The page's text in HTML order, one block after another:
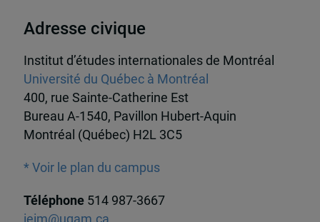
Adresse civique
Institut d’études internationales de Montréal
Université du Québec à Montréal
400, rue Sainte-Catherine Est
Bureau A-1540, Pavillon Hubert-Aquin
Montréal (Québec) H2L 3C5
* Voir le plan du campus
Téléphone 514 987-3667